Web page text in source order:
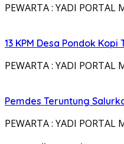
PEWARTA : YADI
13 KPM Desa Pondok Kopi
PEWARTA : YADI
Pemdes Teruntung
PEWARTA : YADI